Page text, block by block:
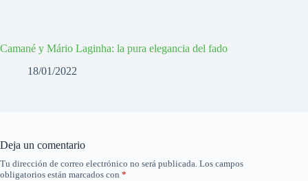
Camané y Mário Laginha: la pura elegancia del fado
18/01/2022
Deja un comentario
Tu dirección de correo electrónico no será publicada. Los campos
obligatorios están marcados con *